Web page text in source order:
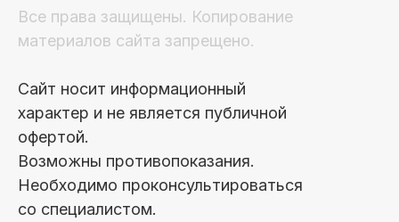
Все права защищены. Копирование
материалов сайта запрещено.
Сайт носит информационный
характер и не является публичной
офертой.
Возможны противопоказания.
Необходимо проконсультироваться
со специалистом.